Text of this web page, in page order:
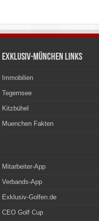
Exklusiv-München Links
Immobilien
Tegernsee
Kitzbühel
Muenchen Fakten
Mitarbeiter-App
Verbands-App
Exklusiv-Golfen.de
CEO Golf Cup